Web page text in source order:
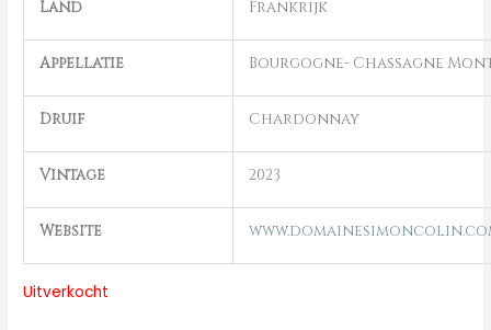
Land Frankrijk
Appellatie Bourgogne- Chassagne
Druif Chardonnay
Vintage 2023
Website
Uitverkocht